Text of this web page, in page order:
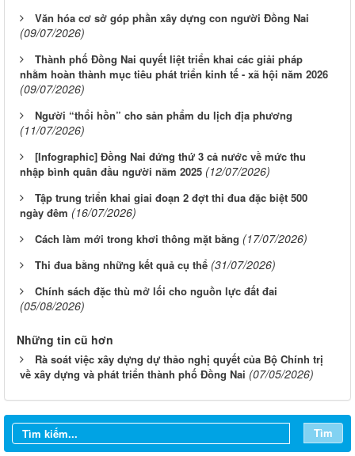
Văn hóa cơ sở góp phần xây dựng con người Đồng Nai
(09/07/2026)
Thành phố Đồng Nai quyết liệt triển khai các giải pháp
nhằm hoàn thành mục tiêu phát triển kinh tế - xã hội năm 2026
(09/07/2026)
Người “thổi hồn” cho sản phẩm du lịch địa phương
(11/07/2026)
[Infographic] Đồng Nai đứng thứ 3 cả nước về mức thu
nhập bình quân đầu người năm 2025 (12/07/2026)
Tập trung triển khai giai đoạn 2 đợt thi đua đặc biệt 500
ngày đêm (16/07/2026)
Cách làm mới trong khơi thông mặt bằng (17/07/2026)
Thi đua bằng những kết quả cụ thể (31/07/2026)
Chính sách đặc thù mở lối cho nguồn lực đất đai
(05/08/2026)
Những tin cũ hơn
Rà soát việc xây dựng dự thảo nghị quyết của Bộ Chính trị
về xây dựng và phát triển thành phố Đồng Nai (07/05/2026)
Tìm
Từ ngày 03/8/2026 đến ngày 09/8/2026
Từ ngày 27/7/2026 đến ngày 02/8/2026
Từ ngày 20/7/2026 đến ngày 26/7/2026